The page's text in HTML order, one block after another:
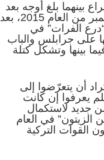
بينهما بلغ أوجه بعد
حادثة إسقاط الطائرة الروسية من قبل القوات التركية في نوفمبر من العام 2015، بعد
“درع الفرات” في
على جرابلس والباب
بينها وتشكل كتلة
أن يتعرّضوا إلى
يعرفوا إن كانت
جديد لاستكمال
الزيتون” في العام
القوات التركية